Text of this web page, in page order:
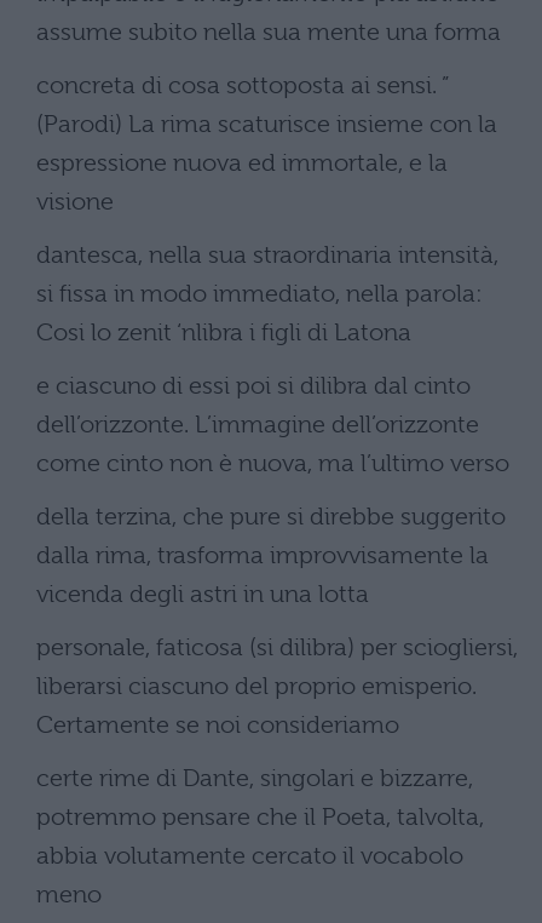
assume subito nella sua mente una forma
concreta di cosa sottoposta ai sensi. ”
(Parodi) La rima scaturisce insieme con la
espressione nuova ed immortale, e la
visione
dantesca, nella sua straordinaria intensità,
si fissa in modo immediato, nella parola:
Cosi lo zenit ‘nlibra i figli di Latona
e ciascuno di essi poi si dilibra dal cinto
dell’orizzonte. L’immagine dell’orizzonte
come cinto non è nuova, ma l’ultimo verso
della terzina, che pure si direbbe suggerito
dalla rima, trasforma improvvisamente la
vicenda degli astri in una lotta
personale, faticosa (si dilibra) per sciogliersi,
liberarsi ciascuno del proprio emisperio.
Certamente se noi consideriamo
certe rime di Dante, singolari e bizzarre,
potremmo pensare che il Poeta, talvolta,
abbia volutamente cercato il vocabolo
meno